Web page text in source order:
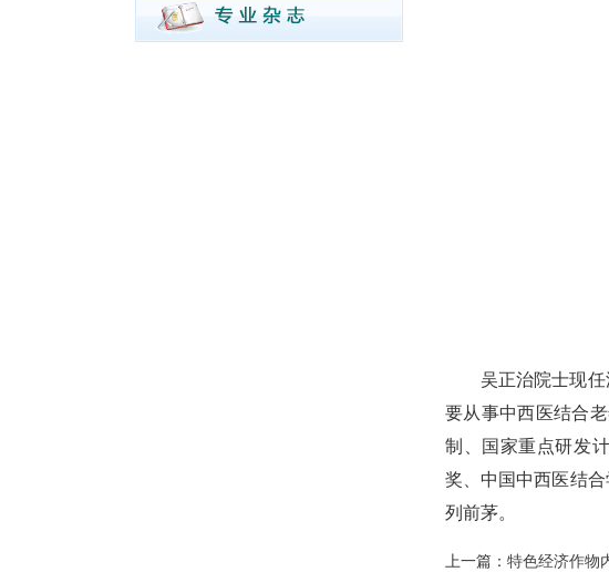
吴正治院士现
要从事中西医结合
制、国家重点研发
奖、中国中西医结
列前茅。
上一篇： 特色经济作物